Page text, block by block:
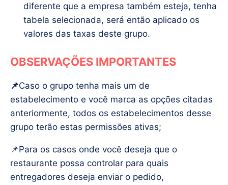
diferente que a empresa também esteja, tenha
tabela selecionada, será então aplicado os
valores das taxas deste grupo.
OBSERVAÇÕES IMPORTANTES
📌Caso o grupo tenha mais um de
estabelecimento e você marca as opções citadas
anteriormente, todos os estabelecimentos desse
grupo terão estas permissões ativas;
📌Para os casos onde você deseja que o
restaurante possa controlar para quais
entregadores deseja enviar o pedido,